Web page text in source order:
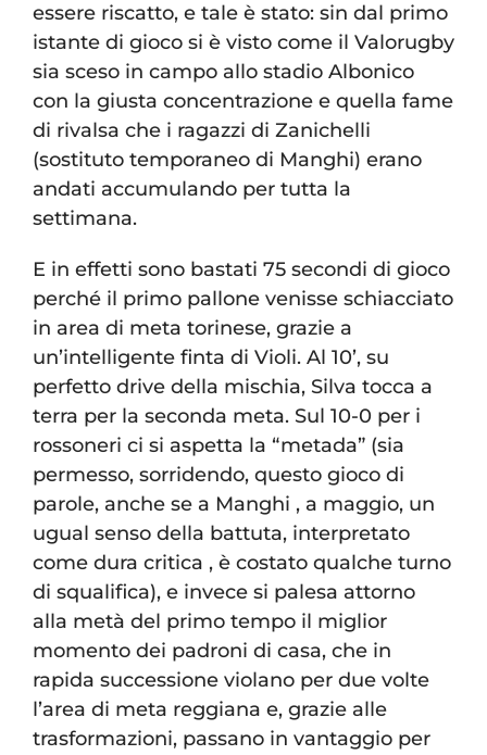
essere riscatto, e tale è stato: sin dal primo
istante di gioco si è visto come il Valorugby
sia sceso in campo allo stadio Albonico
con la giusta concentrazione e quella fame
di rivalsa che i ragazzi di Zanichelli
(sostituto temporaneo di Manghi) erano
andati accumulando per tutta la
settimana.
E in effetti sono bastati 75 secondi di gioco
perché il primo pallone venisse schiacciato
in area di meta torinese, grazie a
un’intelligente finta di Violi. Al 10’, su
perfetto drive della mischia, Silva tocca a
terra per la seconda meta. Sul 10-0 per i
rossoneri ci si aspetta la “metada” (sia
permesso, sorridendo, questo gioco di
parole, anche se a Manghi , a maggio, un
ugual senso della battuta, interpretato
come dura critica , è costato qualche turno
di squalifica), e invece si palesa attorno
alla metà del primo tempo il miglior
momento dei padroni di casa, che in
rapida successione violano per due volte
l’area di meta reggiana e, grazie alle
trasformazioni, passano in vantaggio per